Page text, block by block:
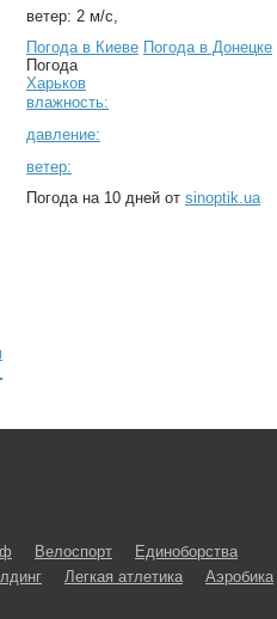
ветер: 2 м/с,
Погода в Киеве Погода в Донецке
Погода
Харьков
влажность:
давление:
ветер:
Погода на 10 дней от sinoptik.ua
Велоспорт
Единоборства
Легкая атлетика
Аэробика